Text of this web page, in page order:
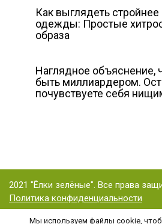
Как выглядеть
одежды: Простые
образа
Наглядное объяснение,
быть миллиардером.
почувствуете себя
2021 "Ёлки зелёные". Все права
Политика конфиденциальности
Мы используем файлы cookie,